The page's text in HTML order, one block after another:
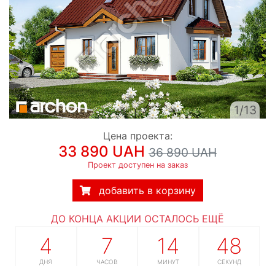
1/13
Цена проекта:
33 890 UAH 36 890 UAH
Проект доступен на заказ
добавить в корзину
ДО КОНЦА АКЦИИ ОСТАЛОСЬ ЕЩЁ
4
ДНЯ
7
ЧАСОВ
14
МИНУТ
47
СЕКУНД